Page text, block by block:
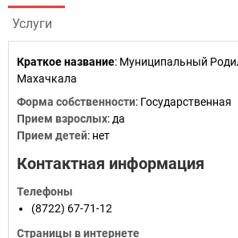
Услуги
Краткое название: Муниципальный
Махачкала
Форма собственности: Государственная
Прием взрослых: да
Прием детей: нет
Контактная информация
Телефоны
(8722) 67-71-12
Страницы в интернете